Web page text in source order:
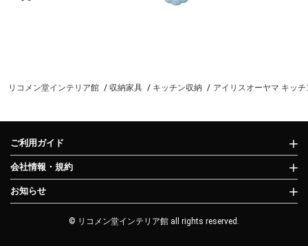
リコメン堂インテリア館 収納家具 キッチン収納 アイリスオーヤマ キッ
ご利用ガイド
会社情報・規約
お知らせ
© リコメン堂インテリア館 all rights reserved.